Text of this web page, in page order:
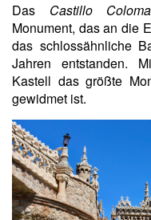
Das Castillo
Monument, das an die
das schlossähnliche
Jahren entstanden.
Kastell das größte
gewidmet ist.